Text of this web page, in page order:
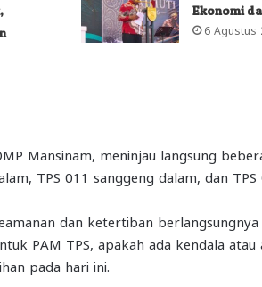
Ekonomi
6 Agustus
Mansinam, meninjau langsung
TPS 011 sanggeng dalam, dan
dan ketertiban
PAM TPS, apakah ada kendala atau
pada hari ini.